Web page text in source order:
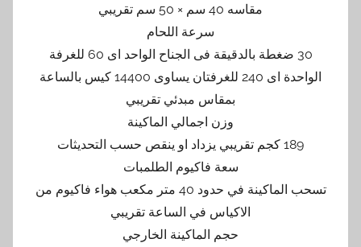
مقاسه 40 سم × 50 سم تقريبي
سرعة اللحام
30 ضغطة بالدقيقة فى الجناح الواحد اى 60 للغرفة
الواحدة اى 240 للغرفتان يساوى 14400 كيس بالساعة
بمقاس مبدئي تقريبي
وزن اجمالي الماكينة
189 كجم تقريبي يزداد او ينقص حسب التحديثات
سعة فاكيوم الطلمبات
تسحب الماكينة في حدود 40 متر مكعب هواء فاكيوم من
الاكياس في الساعة تقريبي
حجم الماكينة الخارجي